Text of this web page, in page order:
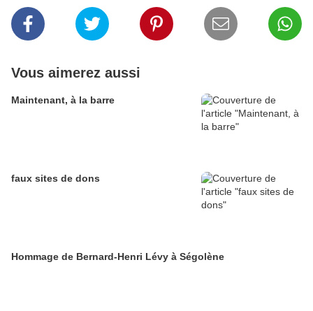
Vous aimerez aussi
Maintenant, à la barre
faux sites de dons
Hommage de Bernard-Henri Lévy à Ségolène